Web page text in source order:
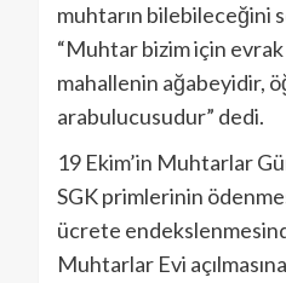
muhtarın bilebileceğini
“Muhtar bizim için
mahallenin ağabeyidir,
arabulucusudur” dedi.
19 Ekim’in Muhtarlar
SGK primlerinin
ücrete
Muhtarlar Evi